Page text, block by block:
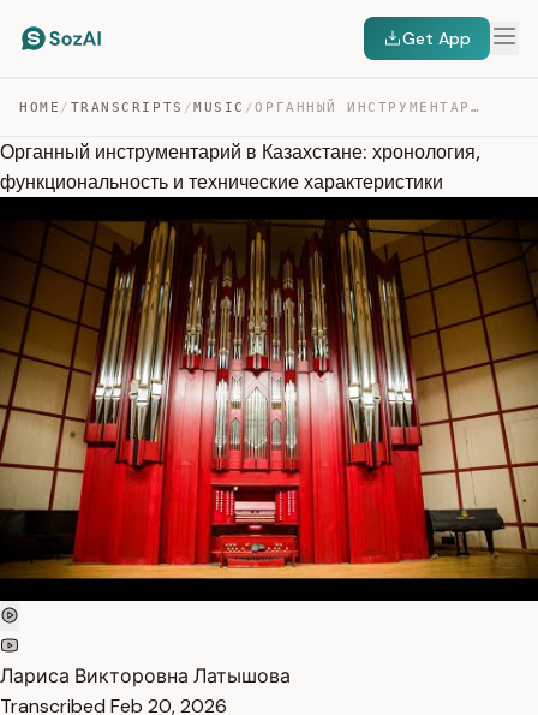
Get App
HOME / TRANSCRIPTS /MUSIC / ОРГАННЫЙ ИНСТРУМЕНТАРИЙ В КАЗАХСТАНЕ: ХРОНОЛОГИЯ, ФУНКЦ… — TRANSCRIPT
Органный инструментарий в Казахстане: хронология,
функциональность и технические характеристики
Лариса Викторовна Латышова
Transcribed Feb 20, 2026